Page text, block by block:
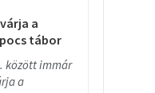
a
tábor
között immár
a